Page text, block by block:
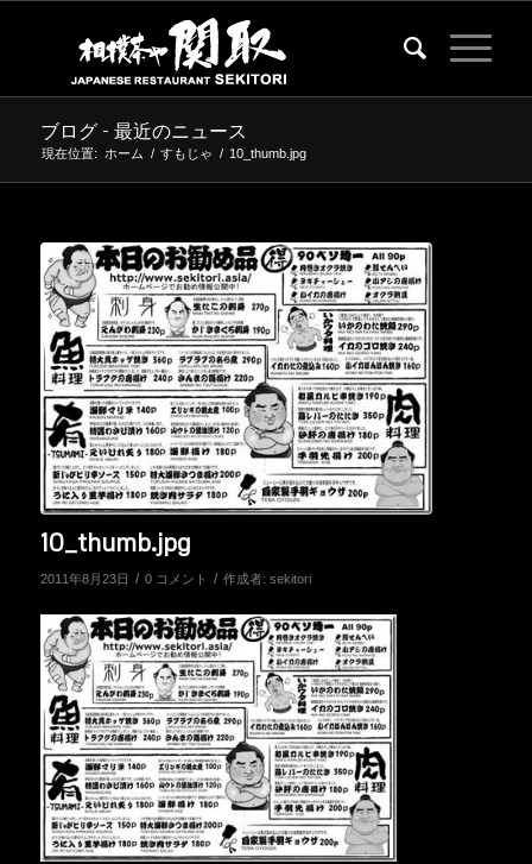
ブログ - 最近のニュース
現在位置: ホーム / すもじゃ / 10_thumb.jpg
10_thumb.jpg
2011年8月23日 / 0 コメント / 作成者: sekitori